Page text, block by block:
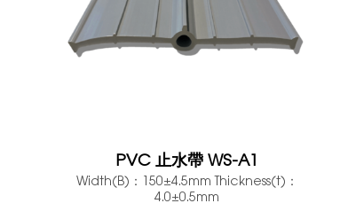
PVC 止水帶 WS-A1
Width(B)：150±4.5mm Thickness(t)：
4.0±0.5mm